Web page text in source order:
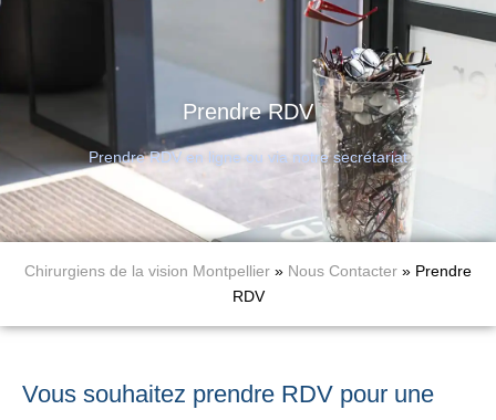
Prendre RDV
Prendre RDV en ligne ou via notre secrétariat
Chirurgiens de la vision Montpellier » Nous Contacter » Prendre
RDV
Vous souhaitez prendre RDV pour une